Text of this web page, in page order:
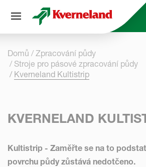
Skip to
Domů
Zpracování půdy
Stroje pro pásové zpracování půdy
Kverneland Kultistrip
KVERNELAND
Kultistrip - Zaměřte se na to
povrchu půdy zůstává nedotčeno.
Panel pro správu cookies